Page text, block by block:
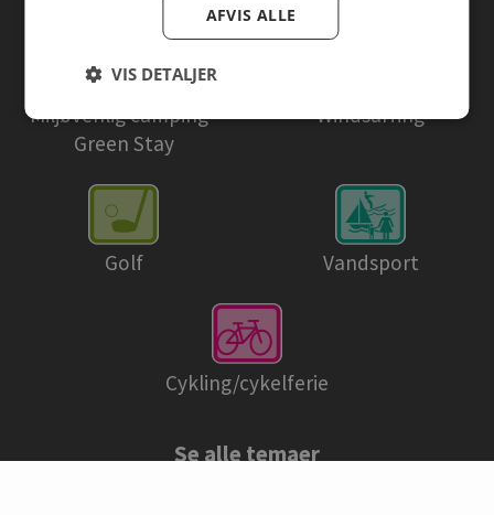
Miljøvenlig camping ·
Green Stay
Windsurfing
Golf Vandsport
Cykling/cykelferie
Se alle temaer
AFVIS ALLE
VIS DETALJER